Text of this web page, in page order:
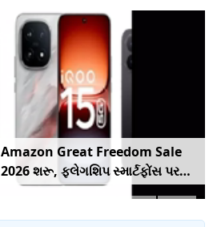
રાહુલ ગાંધીએ તેમના કૂતરા નૂરીનો
એક વીડિયો શેર કર્યો, જેમાં તેમણે
કહ્યું કે જો તેમની માતા તેને જોશે તો તે